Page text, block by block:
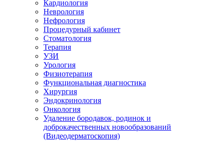
Кардиология
Неврология
Нефрология
Процедурный кабинет
Стоматология
Терапия
УЗИ
Урология
Физиотерапия
Функциональная диагностика
Хирургия
Эндокринология
Онкология
Удаление бородавок, родинок и
доброкачественных новообразований
(Видеодерматоскопия)